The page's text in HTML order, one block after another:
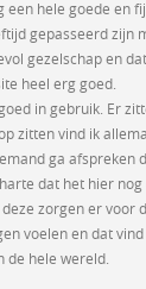
een hele goede en
gepasseerd zijn
gezelschap en
heel erg goed.
in gebruik. Er
zitten vind ik
ga afspreken
dat het hier
zorgen er voor
voelen en dat vind
de hele wereld.